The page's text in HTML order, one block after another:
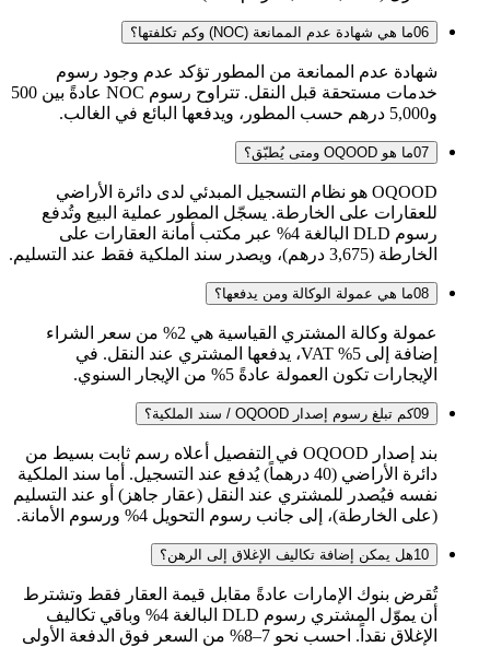
06ما هي شهادة عدم الممانعة (NOC) وكم تكلفتها؟
شهادة عدم الممانعة من المطور تؤكد عدم وجود رسوم
خدمات مستحقة قبل النقل. تتراوح رسوم NOC عادةً بين 500
و5,000 درهم حسب المطور، ويدفعها البائع في الغالب.
07ما هو OQOOD ومتى يُطبّق؟
OQOOD هو نظام التسجيل المبدئي لدى دائرة الأراضي
للعقارات على الخارطة. يسجّل المطور عملية البيع وتُدفع
رسوم DLD البالغة 4% عبر مكتب أمانة العقارات على
الخارطة (3,675 درهم)، ويصدر سند الملكية فقط عند التسليم.
08ما هي عمولة الوكالة ومن يدفعها؟
عمولة وكالة المشتري القياسية هي 2% من سعر الشراء
إضافة إلى 5% VAT، يدفعها المشتري عند النقل. في
الإيجارات تكون العمولة عادةً 5% من الإيجار السنوي.
09كم تبلغ رسوم إصدار OQOOD / سند الملكية؟
بند إصدار OQOOD في التفصيل أعلاه رسم ثابت بسيط من
دائرة الأراضي (40 درهماً) يُدفع عند التسجيل. أما سند الملكية
نفسه فيُصدر للمشتري عند النقل (عقار جاهز) أو عند التسليم
(على الخارطة)، إلى جانب رسوم التحويل 4% ورسوم الأمانة.
10هل يمكن إضافة تكاليف الإغلاق إلى الرهن؟
تُقرض بنوك الإمارات عادةً مقابل قيمة العقار فقط وتشترط
أن يموّل المشتري رسوم DLD البالغة 4% وباقي تكاليف
الإغلاق نقداً. احسب نحو 7–8% من السعر فوق الدفعة الأولى